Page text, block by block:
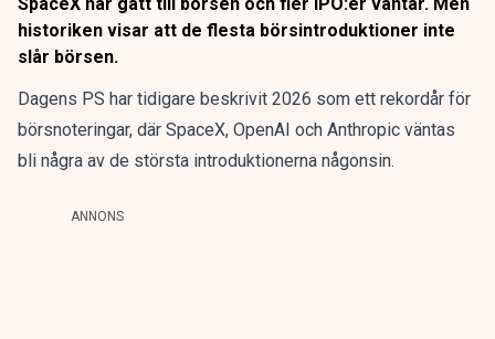
historiken visar att de flesta börsintroduktioner inte
slår börsen.
Dagens PS har tidigare beskrivit 2026 som ett rekordår för
börsnoteringar, där SpaceX, OpenAI och Anthropic väntas
bli några av de största introduktionerna någonsin.
ANNONS